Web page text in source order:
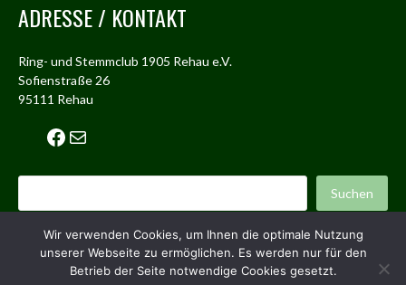
ADRESSE / KONTAKT
Ring- und Stemmclub 1905 Rehau e.V.
Sofienstraße 26
95111 Rehau
Facebook
Mail
Suchen
© 2026 RSC REHAU
ENTWORFEN VON THEMEBOY
Wir verwenden Cookies, um Ihnen die optimale Nutzung
unserer Webseite zu ermöglichen. Es werden nur für den
Betrieb der Seite notwendige Cookies gesetzt.